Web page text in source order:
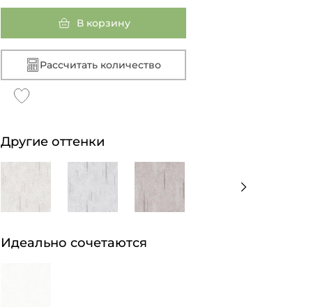
В корзину
Рассчитать количество
Другие оттенки
Идеально сочетаются